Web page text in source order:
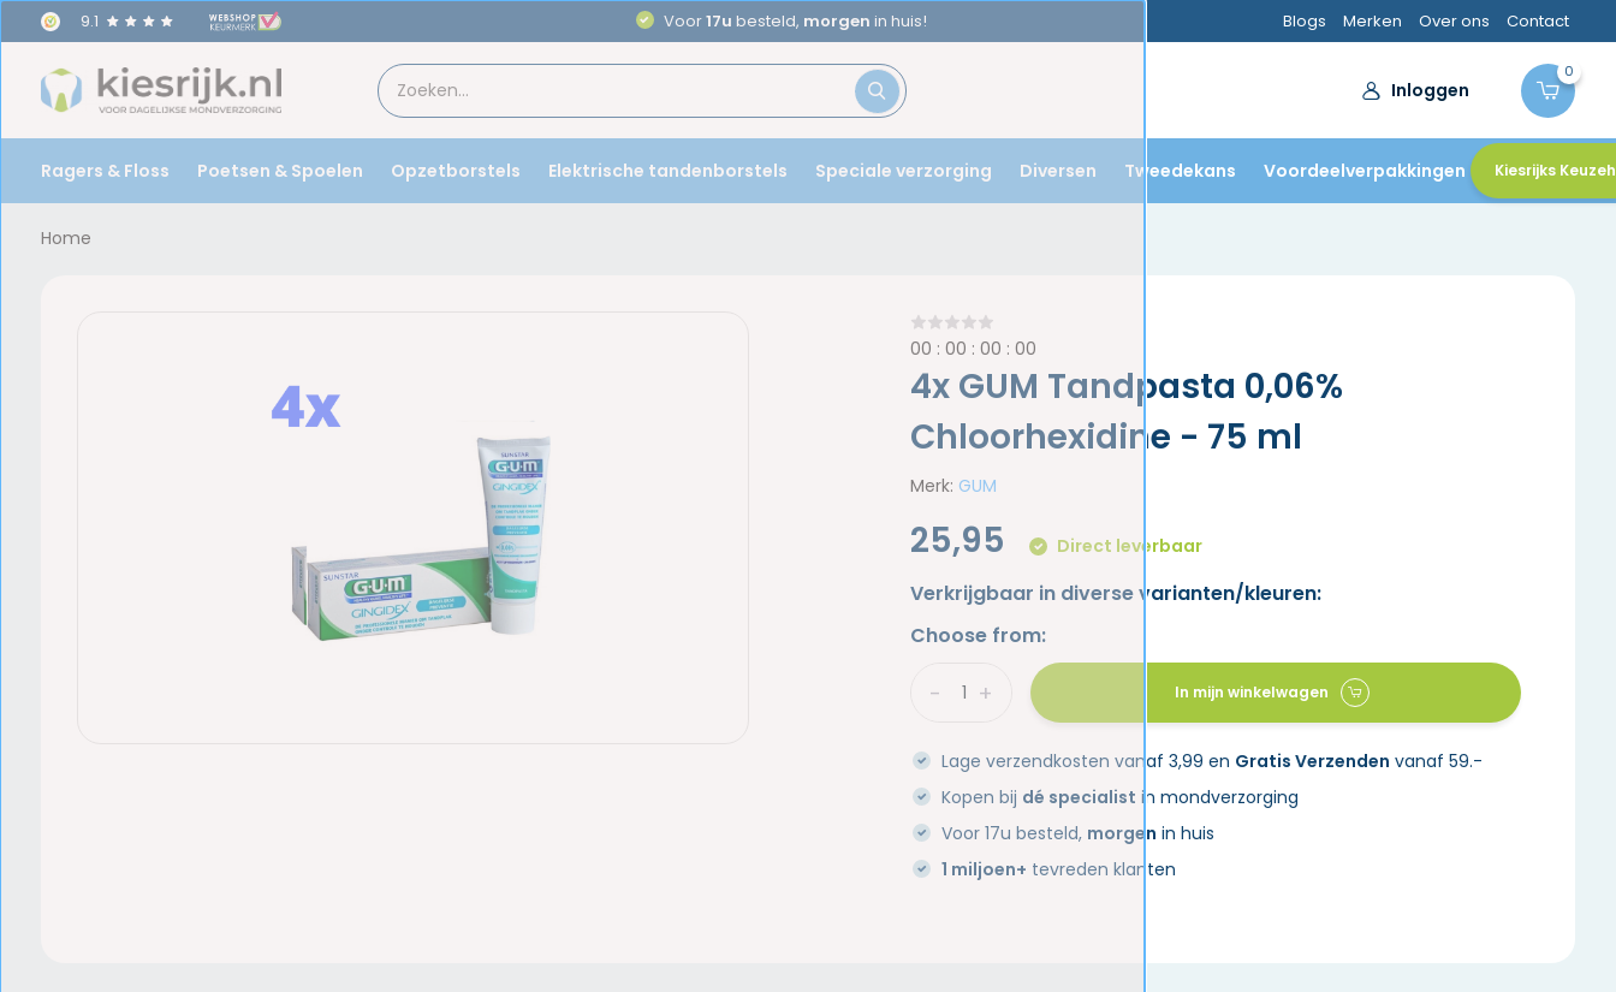
9.1 Voor17u besteld, morgen in huis! Blogs Merken Over ons Contact
Inloggen
0
Ragers & Floss Poetsen & Spoelen Opzetborstels Elektrische tandenborstels Speciale verzorging Diversen Tweedekans Voordeelverpakkingen Kiesrijks
Home
00 :00 :00 :00
4x GUM Tandpasta 0,06%
Chloorhexidine - 75 ml
Merk: GUM
25,95 Direct leverbaar
Verkrijgbaar in diverse varianten/kleuren:
Choose from:
+
- In mijn winkelwagen
Lage verzendkosten vanaf 3,99 en Gratis Verzenden vanaf 59.-
Kopen bij dé specialist in mondverzorging
Voor 17u besteld, morgen in huis
1 miljoen+ tevreden klanten